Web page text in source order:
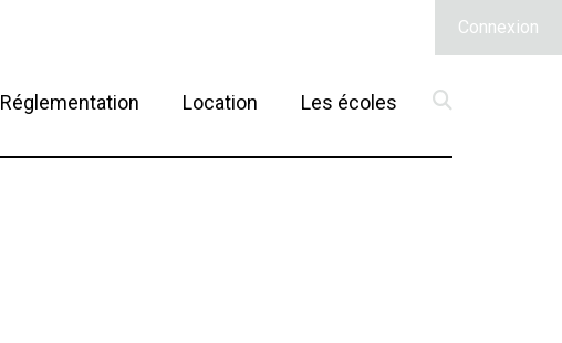
Réglementation Location (current)Les écoles
Connexion